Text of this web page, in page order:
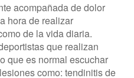
acompañada de dolor
hora de realizar
de la vida diaria.
que realizan
que es normal escuchar
como: tendinitis de